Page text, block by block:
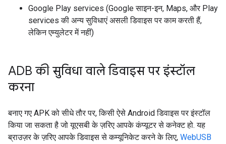
Google Play services (Google साइन-इन, Maps, और Play
services की अन्य सुविधाएं असली डिवाइस पर काम करती हैं,
लेकिन एम्युलेटर में नहीं)
ADB की सुविधा वाले डिवाइस पर इंस्टॉल
करना
बनाए गए APK को सीधे तौर पर, किसी ऐसे Android डिवाइस पर इंस्टॉल
किया जा सकता है जो यूएसबी के ज़रिए आपके कंप्यूटर से कनेक्ट हो. यह
ब्राउज़र के ज़रिए आपके डिवाइस से कम्यूनिकेट करने के लिए, WebUSB